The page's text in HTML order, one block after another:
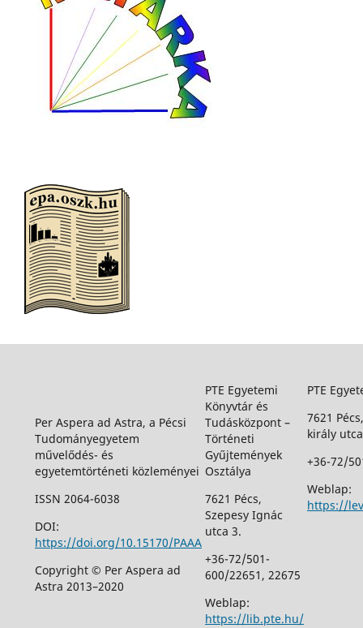
Per Aspera ad Astra, a Pécsi
Tudományegyetem
művelődés- és
egyetemtörténeti közleményei
ISSN 2064-6038
DOI:
https://doi.org/10.15170/PAAA
Copyright © Per Aspera ad
Astra 2013–2020
PTE Egyetemi
Könyvtár és
Tudásközpont –
Történeti
Gyűjtemények
Osztálya
7621 Pécs,
Szepesy Ignác
utca 3.
+36-72/501-
600/22651, 22675
Weblap:
https://lib.pte.hu/
PTE
7621
király
+36-72/
Weblap:
https://